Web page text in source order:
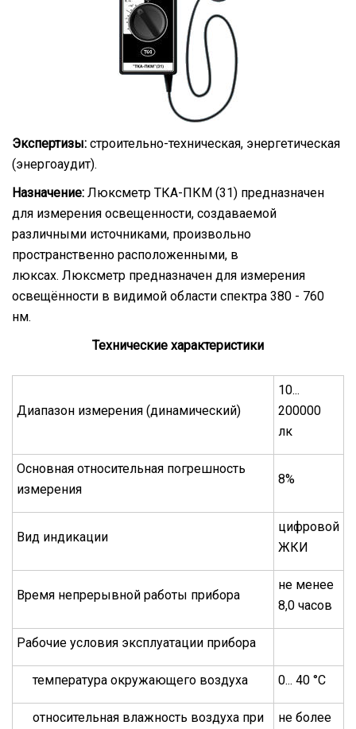
Экспертизы: строительно-техническая, энергетическая
(энергоаудит).
Назначение: Люксметр ТКА-ПКМ (31) предназначен
для измерения освещенности, создаваемой
различными источниками, произвольно
пространственно расположенными, в
люксах. Люксметр предназначен для измерения
освещённости в видимой области спектра 380 - 760
нм.
Технические характеристики
Диапазон измерения (динамический)
10...
200000
лк
Основная относительная погрешность
измерения
8%
Вид индикации
цифровой
ЖКИ
Время непрерывной работы прибора
не менее
8,0 часов
Рабочие условия эксплуатации прибора
температура окружающего воздуха 0... 40 °C
относительная влажность воздуха при
не более